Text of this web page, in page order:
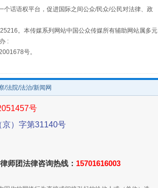
话语权平台，促进国际之间公众/民众/公民对法律、政
。本传媒系列网站中国公众传媒所有辅助网站属多元
:
号。
/法院/法治/新闻网
号
京）字第31140号
师团法律咨询热线： 15701616003